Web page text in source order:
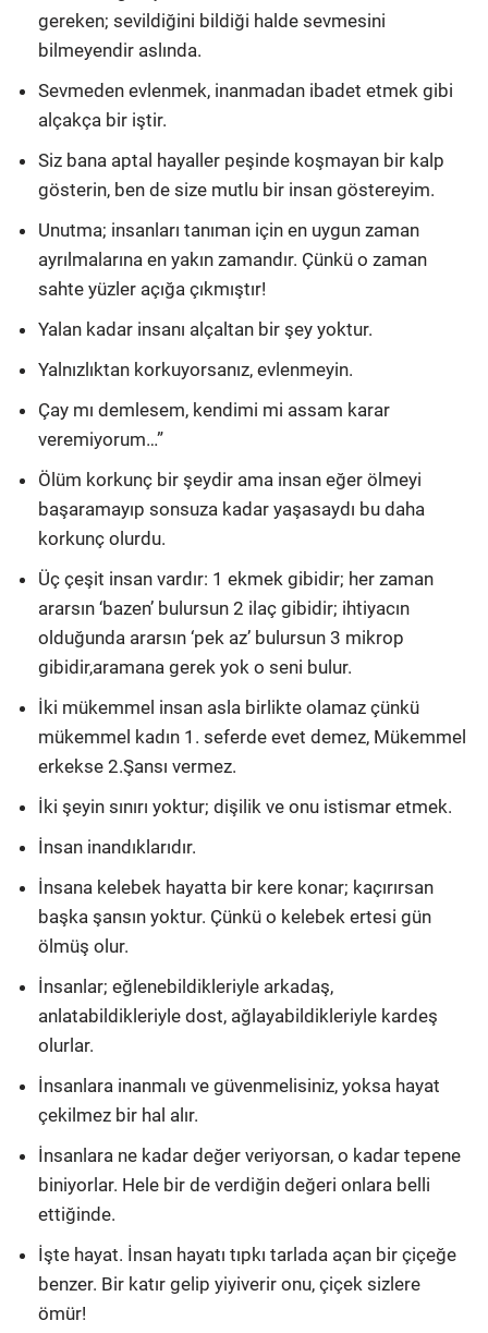
gereken; sevildiğini bildiği halde sevmesini
bilmeyendir aslında.
Sevmeden evlenmek, inanmadan ibadet etmek gibi
alçakça bir iştir.
Siz bana aptal hayaller peşinde koşmayan bir kalp
gösterin, ben de size mutlu bir insan göstereyim.
Unutma; insanları tanıman için en uygun zaman
ayrılmalarına en yakın zamandır. Çünkü o zaman
sahte yüzler açığa çıkmıştır!
Yalan kadar insanı alçaltan bir şey yoktur.
Yalnızlıktan korkuyorsanız, evlenmeyin.
Çay mı demlesem, kendimi mi assam karar
veremiyorum…”
Ölüm korkunç bir şeydir ama insan eğer ölmeyi
başaramayıp sonsuza kadar yaşasaydı bu daha
korkunç olurdu.
Üç çeşit insan vardır: 1 ekmek gibidir; her zaman
ararsın ‘bazen’ bulursun 2 ilaç gibidir; ihtiyacın
olduğunda ararsın ‘pek az’ bulursun 3 mikrop
gibidir,aramana gerek yok o seni bulur.
İki mükemmel insan asla birlikte olamaz çünkü
mükemmel kadın 1. seferde evet demez, Mükemmel
erkekse 2.Şansı vermez.
İki şeyin sınırı yoktur; dişilik ve onu istismar etmek.
İnsan inandıklarıdır.
İnsana kelebek hayatta bir kere konar; kaçırırsan
başka şansın yoktur. Çünkü o kelebek ertesi gün
ölmüş olur.
İnsanlar; eğlenebildikleriyle arkadaş,
anlatabildikleriyle dost, ağlayabildikleriyle kardeş
olurlar.
İnsanlara inanmalı ve güvenmelisiniz, yoksa hayat
çekilmez bir hal alır.
İnsanlara ne kadar değer veriyorsan, o kadar tepene
biniyorlar. Hele bir de verdiğin değeri onlara belli
ettiğinde.
İşte hayat. İnsan hayatı tıpkı tarlada açan bir çiçeğe
benzer. Bir katır gelip yiyiverir onu, çiçek sizlere
ömür!